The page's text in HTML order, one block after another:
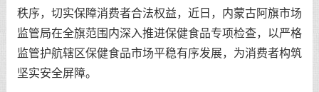
秩序，切实保障消费者合法权益，近日，内蒙古阿旗市场
监管局在全旗范围内深入推进保健食品专项检查，以严格
监管护航辖区保健食品市场平稳有序发展，为消费者构筑
坚实安全屏障。